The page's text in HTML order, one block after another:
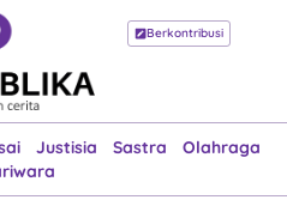
Berkontribusi
Justisia Sastra
Olahraga
Beranda
Esai
Justisia
Sastra
Olahraga
Pariwara